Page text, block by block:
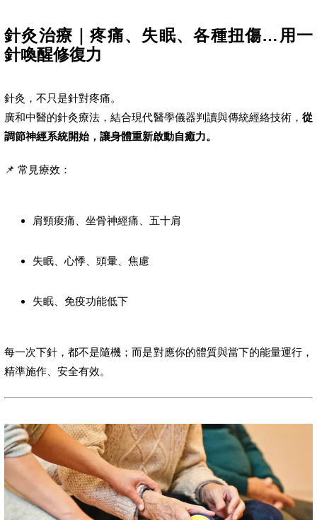
針灸治療｜疼痛、失眠、各種扭傷…用一
針喚醒修復力
針灸，不只是針對疼痛。
廣和中醫的針灸療法，結合現代醫學儀器判讀與傳統經絡技術， 從
調節神經系統開始，讓身體重新啟動自癒力。
📌 常見療效：
肩頸痠痛、坐骨神經痛、五十肩
失眠、心悸、頭暈、焦慮
失眠、免疫功能低下
每一次下針，都不是隨機；而是對應你的體質與當下的能量運行，
精準施作、安全有效。